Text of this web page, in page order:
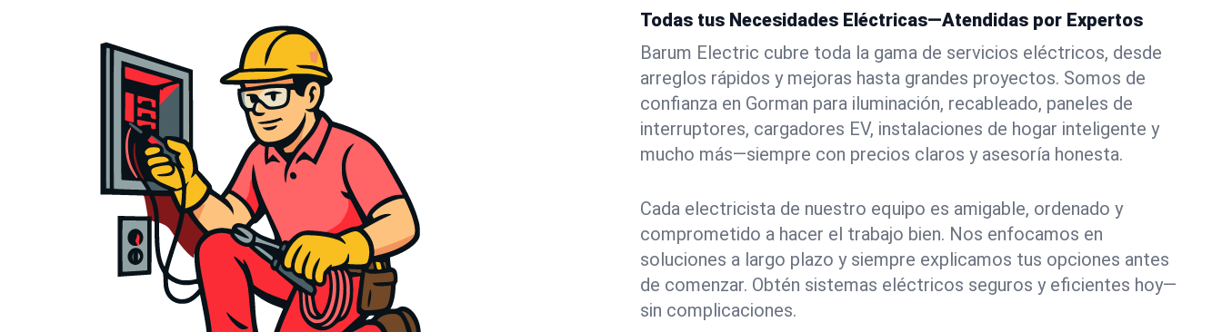
Todas tus Necesidades Eléctricas—Atendidas por Expertos
Barum Electric cubre toda la gama de servicios eléctricos, desde
arreglos rápidos y mejoras hasta grandes proyectos. Somos de
confianza en Gorman para iluminación, recableado, paneles de
interruptores, cargadores EV, instalaciones de hogar inteligente y
mucho más—siempre con precios claros y asesoría honesta.
Cada electricista de nuestro equipo es amigable, ordenado y
comprometido a hacer el trabajo bien. Nos enfocamos en
soluciones a largo plazo y siempre explicamos tus opciones antes
de comenzar. Obtén sistemas eléctricos seguros y eficientes hoy—
sin complicaciones.